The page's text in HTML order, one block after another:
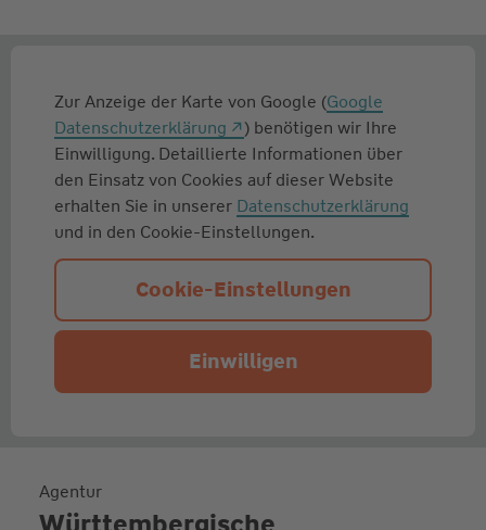
Zur Anzeige der Karte von Google (Google
Datenschutzerklärung
) benötigen wir Ihre
Einwilligung. Detaillierte Informationen über
den Einsatz von Cookies auf dieser Website
erhalten Sie in unserer Datenschutzerklärung
und in den Cookie-Einstellungen.
Cookie-Einstellungen
Einwilligen
Agentur